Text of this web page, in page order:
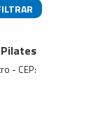
- CEP: